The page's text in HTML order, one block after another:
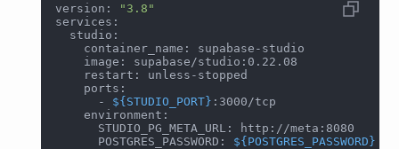
version:
"3.8"
services:
  studio:
    container_name: supabase-studio
    image: supabase/studio:0.22.08
    restart: unless-stopped
    ports:
      -
${STUDIO_PORT} :3000/tcp
    environment:
      STUDIO_PG_META_URL: http://meta:8080
      POSTGRES_PASSWORD:
${POSTGRES_PASSWORD}